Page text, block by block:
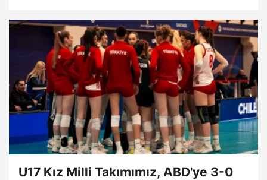
U17 Kız Milli Takımımız, ABD'ye 3-0